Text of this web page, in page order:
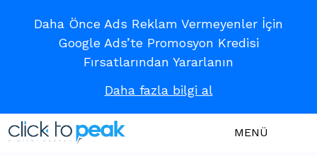
Daha Önce Ads Reklam Vermeyenler İçin
Google Ads’te Promosyon Kredisi
Fırsatlarından Yararlanın
Daha fazla bilgi al
MENÜ